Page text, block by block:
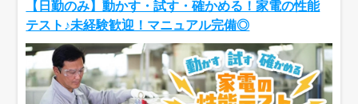
【日勤のみ】動かす・試す・確かめる！家電の性能
テスト♪未経験歓迎！マニュアル完備◎